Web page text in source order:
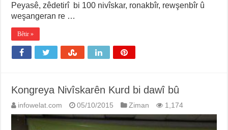
Peyasê, zêdetirî bi 100 nivîskar, ronakbîr, rewşenbîr û
weşangeran re …
Bêtir »
Kongreya Nivîskarên Kurd bi dawî bû
infowelat.com 05/10/2015 Ziman 1,174